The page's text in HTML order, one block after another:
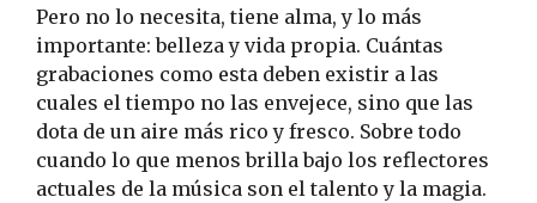
Pero no lo necesita, tiene alma, y lo más
importante: belleza y vida propia. Cuántas
grabaciones como esta deben existir a las
cuales el tiempo no las envejece, sino que las
dota de un aire más rico y fresco. Sobre todo
cuando lo que menos brilla bajo los reflectores
actuales de la música son el talento y la magia.